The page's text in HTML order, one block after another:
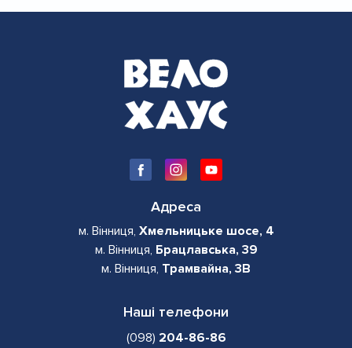
Адреса
м. Вінниця, Хмельницьке шосе, 4
м. Вінниця, Брацлавська, 39
м. Вінниця, Трамвайна, 3В
Наші телефони
(098) 204-86-86